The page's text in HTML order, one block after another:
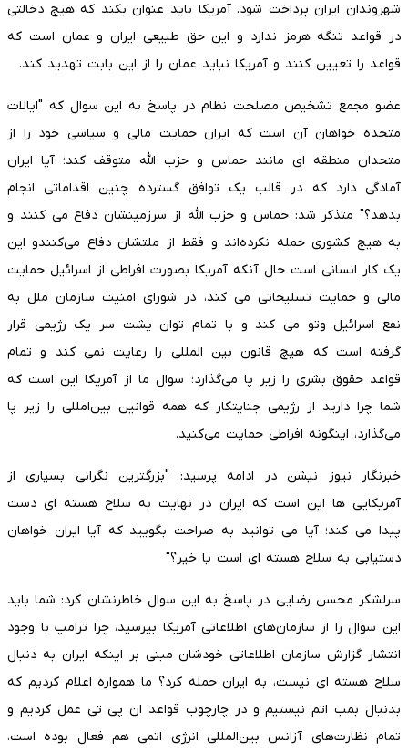
شهروندان ایران پرداخت شود. آمریکا باید عنوان بکند که هیچ دخالتی
در قواعد تنگه هرمز ندارد و این حق طبیعی ایران و عمان است که
قواعد را تعیین کنند و آمریکا نباید عمان را از این بابت تهدید کند.
عضو مجمع تشخیص مصلحت نظام در پاسخ به این سوال که "ایالات
متحده خواهان آن است که ایران حمایت مالی و سیاسی خود را از
متحدان منطقه ای مانند حماس و حزب الله متوقف کند؛ آیا ایران
آمادگی دارد که در قالب یک توافق گسترده چنین اقداماتی انجام
بدهد؟" متذکر شد: حماس و حزب الله از سرزمینشان دفاع می کنند و
به هیچ کشوری حمله نکرده‌اند و فقط از ملتشان دفاع می‌کنندو این
یک کار انسانی است حال آنکه آمریکا بصورت افراطی از اسرائیل حمایت
مالی و حمایت تسلیحاتی می کند، در شورای امنیت سازمان ملل به
نفع اسرائیل وتو می کند و با تمام توان پشت سر یک رژیمی قرار
گرفته است که هیچ قانون بین المللی را رعایت نمی کند و تمام
قواعد حقوق بشری را زیر پا می‌گذارد؛ سوال ما از آمریکا این است که
شما چرا دارید از رژیمی جنایتکار که همه قوانین بین‌امللی را زیر پا
می‌گذارد، اینگونه افراطی حمایت می‌کنید.
خبرنگار نیوز نیشن در ادامه پرسید: "بزرگترین نگرانی بسیاری از
آمریکایی ها این است که ایران در نهایت به سلاح هسته ای دست
پیدا می کند؛ آیا می توانید به صراحت بگویید که آیا ایران خواهان
دستیابی به سلاح هسته ای است یا خیر؟"
سرلشکر محسن رضایی در پاسخ به این سوال خاطرنشان کرد: شما باید
این سوال را از سازمان‌های اطلاعاتی آمریکا بپرسید، چرا ترامپ با وجود
انتشار گزارش سازمان اطلاعاتی خودشان مبنی بر اینکه ایران به دنبال
سلاح هسته ای نیست، به ایران حمله کرد؟ ما همواره اعلام کردیم که
بدنبال بمب اتم نیستیم و در چارچوب قواعد ان پی تی عمل کردیم و
تمام نظارت‌های آزانس بین‌المللی انرژی اتمی هم فعال بوده است،